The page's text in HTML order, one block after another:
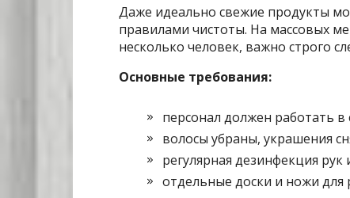
Даже идеально свежие продукты
правилами чистоты. На массовых
несколько человек, важно строго
Основные требования:
персонал должен работать
волосы убраны, украшения
регулярная дезинфекция рук
отдельные доски и ножи для